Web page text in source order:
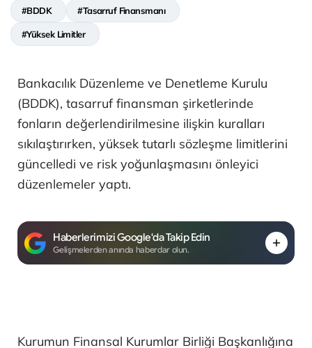
#BDDK #Tasarruf Finansmanı
#Yüksek Limitler
Bankacılık Düzenleme ve Denetleme Kurulu
(BDDK), tasarruf finansman şirketlerinde
fonların değerlendirilmesine ilişkin kuralları
sıkılaştırırken, yüksek tutarlı sözleşme limitlerini
güncelledi ve risk yoğunlaşmasını önleyici
düzenlemeler yaptı.
Haberlerimizi Google'da Takip Edin
Gelişmelerden anında haberdar olun.
Kurumun Finansal Kurumlar Birliği Başkanlığına